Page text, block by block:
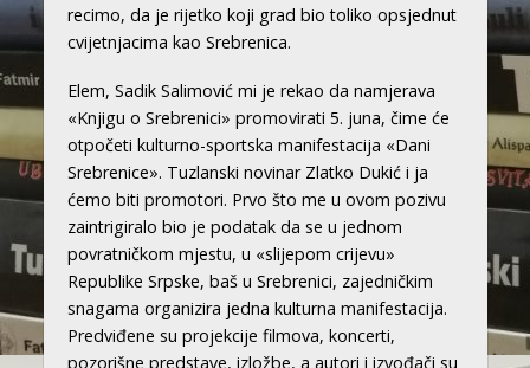
recimo, da je rijetko koji grad bio toliko opsjednut
cvijetnjacima kao Srebrenica.
Elem, Sadik Salimović mi je rekao da namjerava
«Knjigu o Srebrenici» promovirati 5. juna, čime će
otpočeti kulturno-sportska manifestacija «Dani
Srebrenice». Tuzlanski novinar Zlatko Dukić i ja
ćemo biti promotori. Prvo što me u ovom pozivu
zaintrigiralo bio je podatak da se u jednom
povratničkom mjestu, u «slijepom crijevu»
Republike Srpske, baš u Srebrenici, zajedničkim
snagama organizira jedna kulturna manifestacija.
Predviđene su projekcije filmova, koncerti,
pozorišne predstave, izložbe, a autori i izvođači su